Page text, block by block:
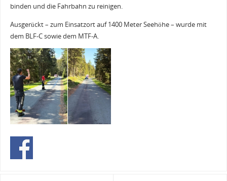
binden und die Fahrbahn zu reinigen.
Ausgerückt – zum Einsatzort auf 1400 Meter Seehöhe – wurde mit
dem BLF-C sowie dem MTF-A.